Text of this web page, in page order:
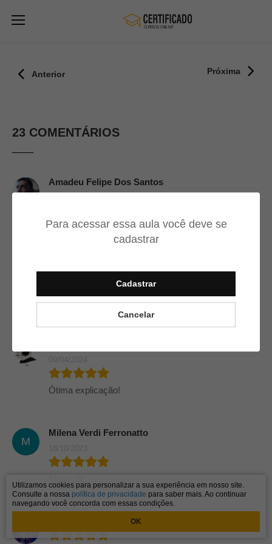
Para acessar essa aula você deve se
cadastrar
Cadastrar
Cancelar
Anterior Próxima
23 COMENTÁRIOS
Amadeu Felipe Dos Santos
ótima aula.
Generoso Tristão 10/05/2024
Muito Top!
Ótima explicação!
M
Milena Verdi Ferronatto
24/05/2023
Utilizamos cookies para personalizar a sua experiência em nosso site.
Consulte a nossa política de privacidade para saber mais. Ao continuar
navegando você concorda com essas condições.
OK